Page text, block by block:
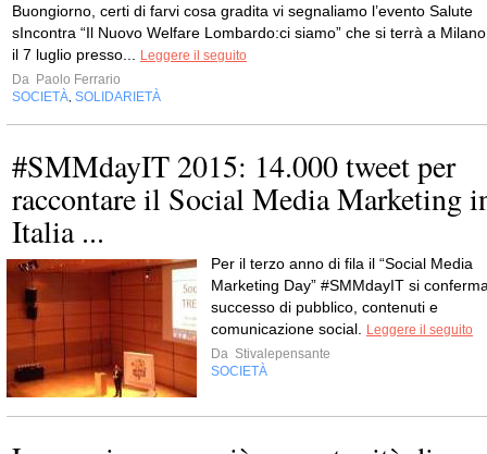
Buongiorno, certi di farvi cosa gradita vi segnaliamo l’evento Salute
sIncontra “Il Nuovo Welfare Lombardo:ci siamo” che si terrà a Milano
il 7 luglio presso...
Leggere il seguito
Da Paolo Ferrario
SOCIETÀ SOLIDARIETÀ
#SMMdayIT 2015: 14.000 tweet per
raccontare il Social Media Marketing
Italia ...
Per il terzo anno di fila il “Social Media
Marketing Day” #SMMdayIT si
successo di pubblico, contenuti e
comunicazione social.
Leggere il seguito
Da Stivalepensante
SOCIETÀ